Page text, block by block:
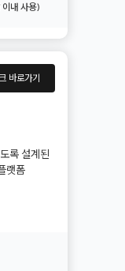
내 사용)
바로가기
록 설계된
랫폼